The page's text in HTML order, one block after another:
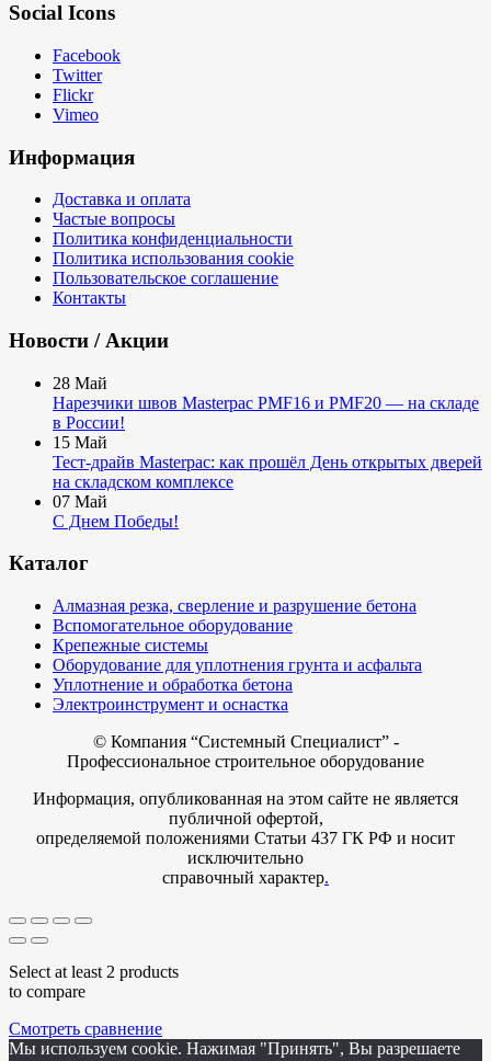
Social Icons
Facebook
Twitter
Flickr
Vimeo
Информация
Доставка и оплата
Частые вопросы
Политика конфиденциальности
Политика использования cookie
Пользовательское соглашение
Контакты
Новости / Акции
28 Май
Нарезчики швов Masterpac PMF16 и PMF20 — на складе
в России!
15 Май
Тест-драйв Masterpac: как прошёл День открытых дверей
на складском комплексе
07 Май
С Днем Победы!
Каталог
Алмазная резка, сверление и разрушение бетона
Вспомогательное оборудование
Крепежные системы
Оборудование для уплотнения грунта и асфальта
Уплотнение и обработка бетона
Электроинструмент и оснастка
© Компания “Системный Специалист” -
Профессиональное строительное оборудование
Информация, опубликованная на этом сайте не является
публичной офертой,
определяемой положениями Статьи 437 ГК РФ и носит
исключительно
справочный характер.
Select at least 2 products
to compare
Смотреть сравнение
Мы используем cookie. Нажимая "Принять", Вы разрешаете